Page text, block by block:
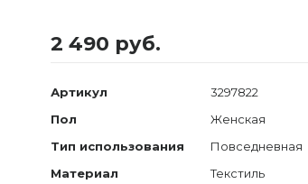
2 490 руб.
Артикул
3297822
Пол
Женская
Тип использования
Повседневная
Материал
Текстиль